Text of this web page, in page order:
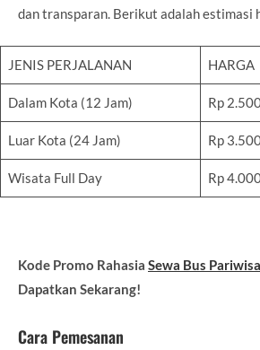
dan transparan. Berikut adalah estimasi
JENIS PERJALANAN HARGA
Dalam Kota (12 Jam) Rp
Luar Kota (24 Jam) Rp
Wisata Full Day Rp
Kode Promo Rahasia Sewa Bus
Dapatkan Sekarang!
Cara Pemesanan